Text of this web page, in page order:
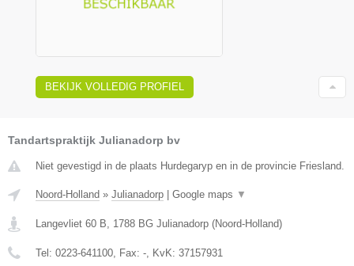
BEKIJK VOLLEDIG PROFIEL
Tandartspraktijk Julianadorp bv
Niet gevestigd in de plaats Hurdegaryp en in de provincie Friesland.
Noord-Holland » Julianadorp Google maps ▼
Langevliet 60 B 1788 BG Julianadorp (Noord-Holland)
Tel: 0223-641100 , Fax: - , KvK: 37157931